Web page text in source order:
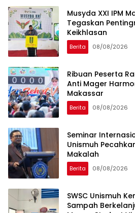
Musyda XXI IPM
Tegaskan
Keikhlasan
Berita 08/08/2026
Ribuan Peserta
Anti Mager
Makassar
Berita 08/08/2026
Seminar
Unismuh
Makalah
Berita 08/08/2026
SWSC Unismuh
Sampah